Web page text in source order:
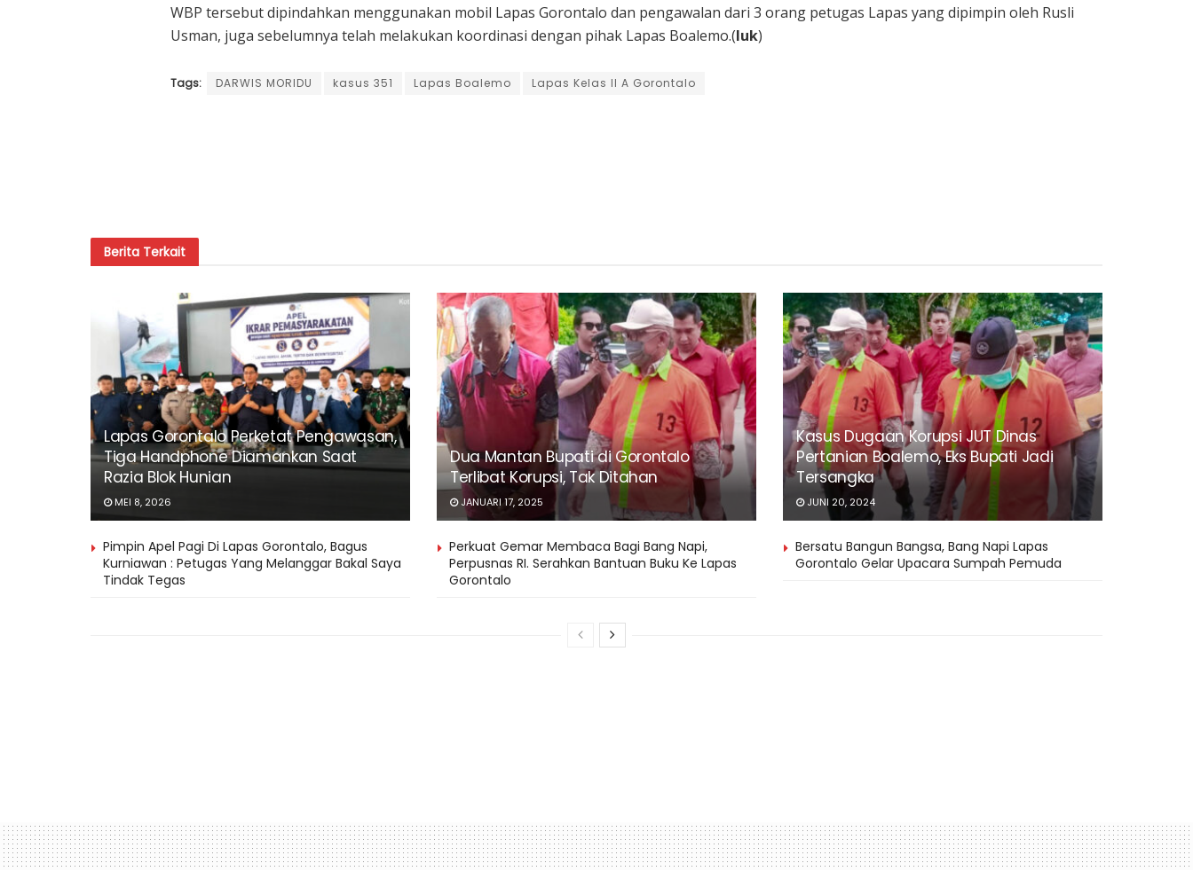
WBP tersebut dipindahkan menggunakan mobil Lapas Gorontalo dan pengawalan dari 3 orang petugas Lapas yang dipimpin oleh Rusli
Usman, juga sebelumnya telah melakukan koordinasi dengan pihak Lapas Boalemo.(luk)
Tags: DARWIS MORIDU kasus 351 Lapas Boalemo Lapas Kelas II A Gorontalo
Berita Terkait
Lapas Gorontalo Perketat Pengawasan,
Tiga Handphone Diamankan Saat
Razia Blok Hunian
MEI 8, 2026
Dua Mantan Bupati di Gorontalo
Terlibat Korupsi, Tak Ditahan
JANUARI 17, 2025
Kasus Dugaan Korupsi JUT Dinas
Pertanian Boalemo, Eks Bupati Jadi
Tersangka
JUNI 20, 2024
Pimpin Apel Pagi Di Lapas Gorontalo, Bagus
Kurniawan : Petugas Yang Melanggar Bakal Saya
Tindak Tegas
Perkuat Gemar Membaca Bagi Bang Napi,
Perpusnas RI. Serahkan Bantuan Buku Ke Lapas
Gorontalo
Bersatu Bangun Bangsa, Bang Napi Lapas
Gorontalo Gelar Upacara Sumpah Pemuda